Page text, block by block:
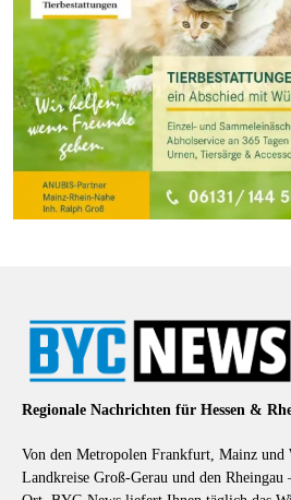
Regionale Nachrichten für Hessen &
Von den Metropolen Frankfurt, Mainz und
Landkreise Groß-Gerau und den